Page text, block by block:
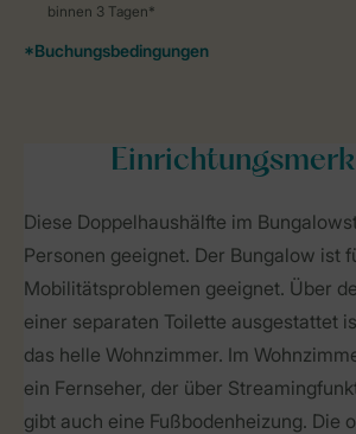
Diese Doppelhaushälfte im
Personen geeignet. Der Bungalow ist
Mobilitätsproblemen geeignet. Über
einer separaten Toilette ausgestattet
das helle Wohnzimmer. Im
ein Fernseher, der über
gibt auch eine Fußbodenheizung. Die